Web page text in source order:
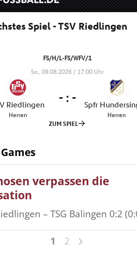
verpassen die
– TSG Balingen 0:2
1 2 >